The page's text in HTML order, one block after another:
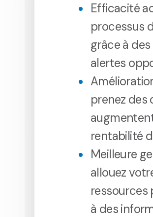
Efficacité
processus
grâce à
alertes
prenez des
rentabilité
Meilleure
allouez
à des